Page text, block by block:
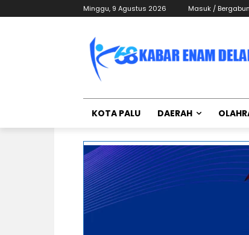
Minggu, 9 Agustus 2026 Masuk /
KOTA PALU DAERAH